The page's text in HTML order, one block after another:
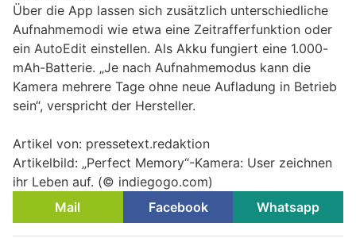
Über die App lassen sich zusätzlich unterschiedliche
Aufnahmemodi wie etwa eine Zeitrafferfunktion oder
ein AutoEdit einstellen. Als Akku fungiert eine 1.000-
mAh-Batterie. „Je nach Aufnahmemodus kann die
Kamera mehrere Tage ohne neue Aufladung in Betrieb
sein“, verspricht der Hersteller.
Artikel von: pressetext.redaktion
Artikelbild: „Perfect Memory“-Kamera: User zeichnen
ihr Leben auf. (© indiegogo.com)
Mail
Facebook Whatsapp